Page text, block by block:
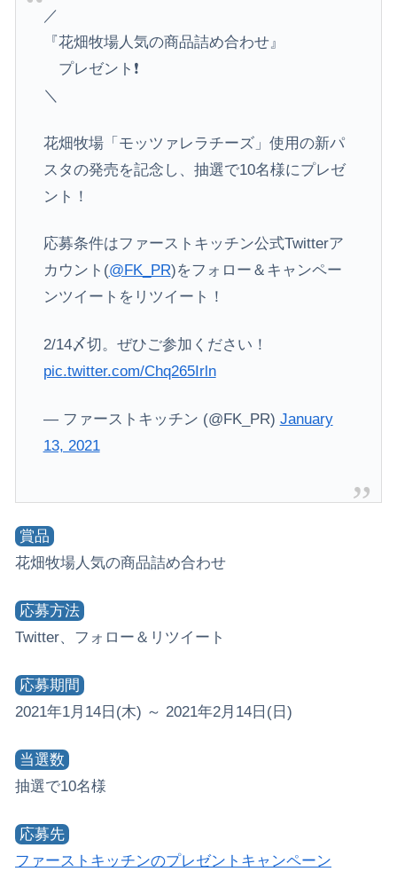
／
『花畑牧場人気の商品詰め合わせ』
プレゼント❗️
＼
花畑牧場「モッツァレラチーズ」使用の新パ
スタの発売を記念し、抽選で10名様にプレゼ
ント！
応募条件はファーストキッチン公式Twitterア
カウント(@FK_PR)をフォロー＆キャンペー
ンツイートをリツイート！
2/14〆切。ぜひご参加ください！
pic.twitter.com/Chq265Irln
— ファーストキッチン (@FK_PR) January
13, 2021
賞品
花畑牧場人気の商品詰め合わせ
応募方法
Twitter、フォロー＆リツイート
応募期間
2021年1月14日(木) ～ 2021年2月14日(日)
当選数
抽選で10名様
応募先
ファーストキッチンのプレゼントキャンペーン